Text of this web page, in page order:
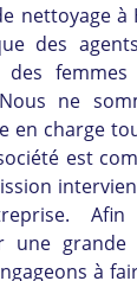
nettoyage à
des
des
ne
en charge
est
une
à